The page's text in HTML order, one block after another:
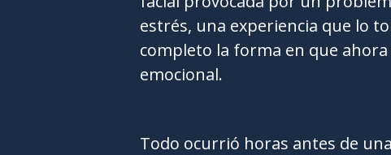
estrés, una experiencia que lo
completo la forma en que
emocional.
Todo ocurrió horas antes de